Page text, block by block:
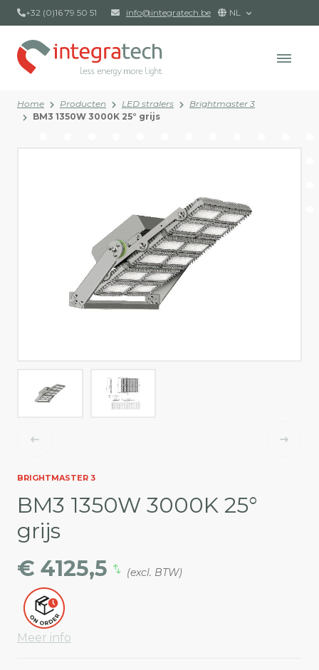
+32 (0)16 79 50 51 info@integratech.be NL
Home Producten LED stralers
Brightmaster 3
BM3 1350W 3000K 25° grijs
BRIGHTMASTER 3
BM3 1350W 3000K 25°
grijs
€ 4125,5
(excl. BTW)
Meer info